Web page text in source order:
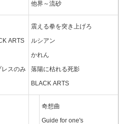
他界～流砂
ARTS
レスのみ
震える拳を突き上げろ
ルシアン
かれん
落陽に枯れる死影
BLACK ARTS
奇想曲
Guide for one's